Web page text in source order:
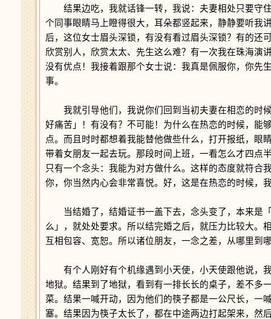
结果边吃，我就话锋一转，我说：夫妻相处只要守
个同事眼睛马上瞪得很大，耳朵都竖起来，静静要听我
后，这位女士眉头深锁，有没有看过眉头深锁？有的还
欣赏别人，欣赏太太、先生这么难？有一次我在珠海演
没有优点！我接着跟那个女士说：我真是佩服你，你先
事。
我就引导他们，我说你们回到当初夫妻在相恋的时
好痛苦」！有没有？不可能！为什么在热恋的时候，能
点。而且时时都想着我能替他做些什么，打开报纸，眼
带着女朋友一起去玩。那段时间上班，一看怎么才四点
只有一个念头：我能为对方做什么。这样的态度就符合
你，你当然内心会非常喜悦。好，这是在热恋的时候，
当结婚了，结婚证书一盖下去，念头变了，本来是
么」，就处处要求。所以结完婚之后，就压力比较大。
互相包容、宽恕。所以诸位朋友，一念之差，从哪里到
有个人刚好有个机缘遇到小天使，小天使跟他说，
地狱。结果到了地狱，看到有一排长长的桌子，差不多
菜。结果一喊开动，因为他们的筷子都是一公尺长，一
塞。结果因为筷子太长了，都在中途两边打起架来，然